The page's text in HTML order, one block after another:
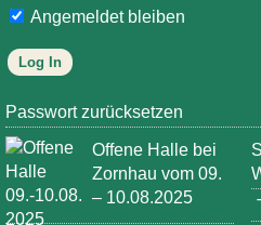
Angemeldet bleiben
Passwort zurücksetzen
Offene Halle bei
Zornhau vom 09.
– 10.08.2025